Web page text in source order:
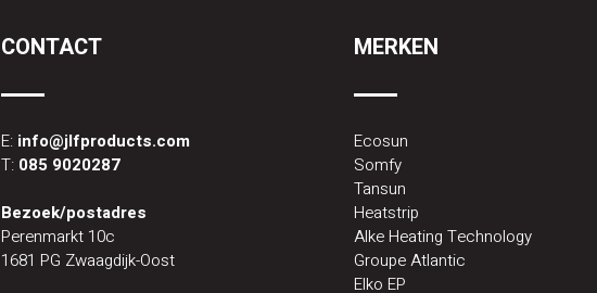
CONTACT
E: info@jlfproducts.com
T: 085 9020287
Bezoek/postadres
Perenmarkt 10c
1681 PG Zwaagdijk-Oost
MERKEN
Ecosun
Somfy
Tansun
Heatstrip
Alke Heating Technology
Groupe Atlantic
Elko EP